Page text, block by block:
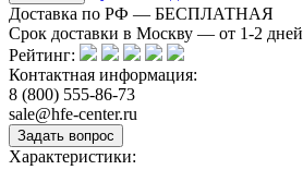
Доставка по РФ — БЕСПЛАТНАЯ
Срок доставки в Москву — от 1-2 дней
Рейтинг:
Контактная информация:
8 (800) 555-86-73
sale@hfe-center.ru
Характеристики: